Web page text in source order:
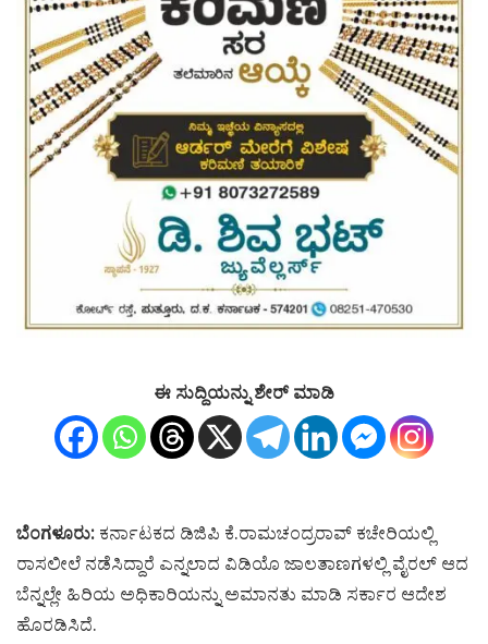
ಈ ಸುದ್ದಿಯನ್ನು ಶೇರ್ ಮಾಡಿ
ಬೆಂಗಳೂರು:ಕರ್ನಾಟಕದ ಡಿಜಿಪಿ ಕೆ.ರಾಮಚಂದ್ರರಾವ್ ಕಚೇರಿಯಲ್ಲಿ
ರಾಸಲೀಲೆ ನಡೆಸಿದ್ದಾರೆ ಎನ್ನಲಾದ ವಿಡಿಯೊ ಜಾಲತಾಣಗಳಲ್ಲಿ ವೈರಲ್ ಆದ
ಬೆನ್ನಲ್ಲೇ ಹಿರಿಯ ಅಧಿಕಾರಿಯನ್ನು ಅಮಾನತು ಮಾಡಿ ಸರ್ಕಾರ ಆದೇಶ
ಹೊರಡಿಸಿದೆ.